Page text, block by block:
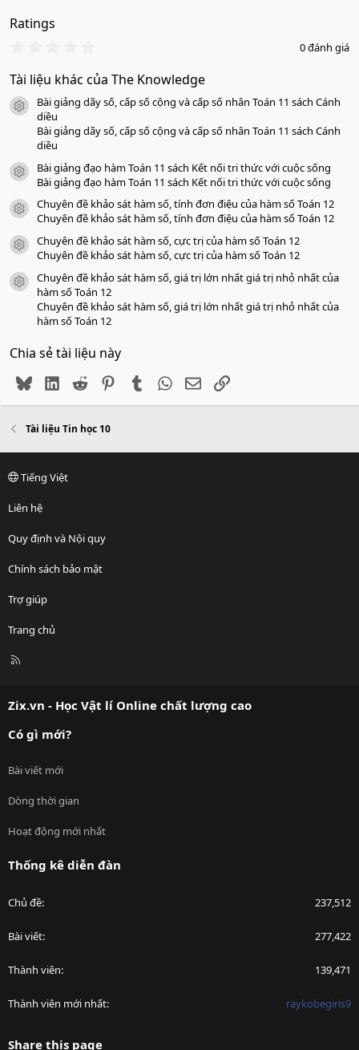
Ratings
0
0
a
0 đánh giá
Tài liệu khác của The Knowledge
icon tài liệu
Bài giảng dãy số, cấp số cộng và cấp số nhân Toán 11 sách Cánh
diều
Bài giảng dãy số, cấp số cộng và cấp số nhân Toán 11 sách Cánh
diều
icon tài liệu
Bài giảng đạo hàm Toán 11 sách Kết nối tri thức với cuộc sống
Bài giảng đạo hàm Toán 11 sách Kết nối tri thức với cuộc sống
icon tài liệu
Chuyên đề khảo sát hàm số, tính đơn điệu của hàm số Toán 12
Chuyên đề khảo sát hàm số, tính đơn điệu của hàm số Toán 12
icon tài liệu
Chuyên đề khảo sát hàm số, cực trị của hàm số Toán 12
Chuyên đề khảo sát hàm số, cực trị của hàm số Toán 12
icon tài liệu
Chuyên đề khảo sát hàm số, giá trị lớn nhất giá trị nhỏ nhất của
hàm số Toán 12
Chuyên đề khảo sát hàm số, giá trị lớn nhất giá trị nhỏ nhất của
hàm số Toán 12
Chia sẻ tài liệu này
BlueskyLinkedIn
Reddit PinterestTumblr WhatsApp
EmailLink
Tài liệu Tin học 10
Tiếng Việt
Liên hệ
Quy định và Nội quy
Chính sách bảo mật
Trợ giúp
Trang chủ
R
Zix.vn - Học Vật lí Online chất lượng cao
Có gì mới?
Bài viết mới
Dòng thời gian
Hoạt động mới nhất
Thống kê diễn đàn
Chủ đề 237,512
Bài viết 277,422
Thành viên 139,471
Thành viên mới nhất raykobegiris9
Share this page